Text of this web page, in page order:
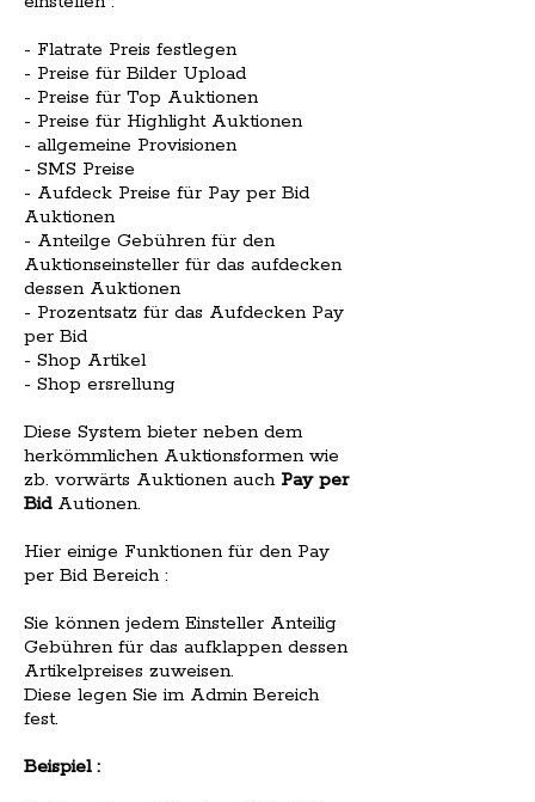
- Flatrate Preis festlegen
- Preise für Bilder Upload
- Preise für Top Auktionen
- Preise für Highlight Auktionen
- allgemeine Provisionen
- SMS Preise
- Aufdeck Preise für Pay per Bid
Auktionen
- Anteilge Gebühren für den
Auktionseinsteller für das aufdecken
dessen Auktionen
- Prozentsatz für das Aufdecken Pay
per Bid
- Shop Artikel
- Shop ersrellung
Diese System bieter neben dem
herkömmlichen Auktionsformen wie
zb. vorwärts Auktionen auch Pay per
BidAutionen.
Hier einige Funktionen für den Pay
per Bid Bereich :
Sie können jedem Einsteller Anteilig
Gebühren für das aufklappen dessen
Artikelpreises zuweisen.
Diese legen Sie im Admin Bereich
fest.
Beispiel :